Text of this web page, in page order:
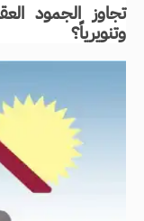
تجاوز الجمود
وتنويرياً؟